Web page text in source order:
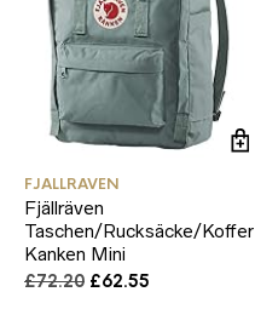
FJALLRAVEN
Fjällräven
Taschen/Rucksäcke/Koffer
Kanken Mini
£72.20 Original
£62.55